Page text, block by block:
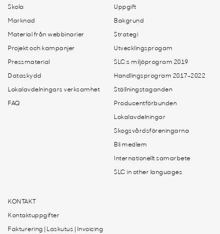
Skola
Marknad
Material från webbinarier
Projekt och kampanjer
Pressmaterial
Dataskydd
Lokalavdelningars verksamhet
FAQ
Uppgift
Bakgrund
Strategi
Utvecklingsprogam
SLC:s miljöprogram 2019
Handlingsprogram 2017-2022
Ställningstaganden
Producentförbunden
Lokalavdelningar
Skogsvårdsföreningarna
Bli medlem
Internationellt samarbete
SLC in other languages
KONTAKT
Kontaktuppgifter
Fakturering | Laskutus | Invoicing